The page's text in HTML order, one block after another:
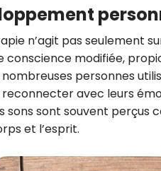
n’agit pas seulement
conscience modifiée,
nombreuses personnes
reconnecter avec leurs
sons sont souvent
et l’esprit.